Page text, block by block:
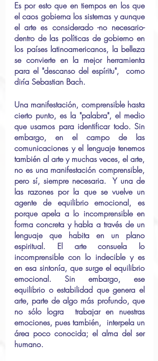
Es por esto que en tiempos en los que
el caos gobierna los sistemas y aunque
el arte es considerado -no necesario-
dentro de las políticas de gobierno en
los países latinoamericanos, la belleza
se convierte en la mejor herramienta
para el "descanso del espíritu",  como
diría Sebastian Bach.
Una manifestación, comprensible hasta
cierto punto, es la "palabra", el medio
que usamos para identificar todo. Sin
embargo, en el campo de las
comunicaciones y el lenguaje tenemos
también al arte y muchas veces, el arte,
no es una manifestación comprensible,
pero sí, siempre necesaria.  Y una de
las razones por la que se vuelve un
agente de equilibrio emocional, es
porque apela a lo incomprensible en
forma concreta y habla a través de un
lenguaje que habita en un plano
espiritual. El arte consuela lo
incomprensible con lo indecible y es
en esa sintonía, que surge el equilibrio
emocional. Sin embargo, ese
equilibrio o estabilidad que genera el
arte, parte de algo más profundo, que
no sólo logra  trabajar en nuestras
emociones, pues también,  interpela un
área poco conocida; el alma del ser
humano.